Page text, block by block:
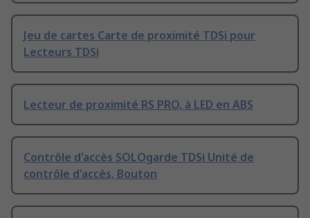
Jeu de cartes Carte de proximité TDSi pour
Lecteurs TDSi
Lecteur de proximité RS PRO, à LED en ABS
Contrôle d'accès SOLOgarde TDSi Unité de
contrôle d'accès, Bouton